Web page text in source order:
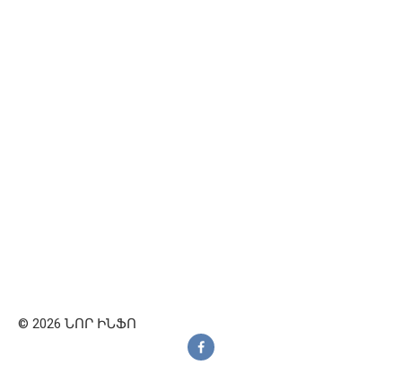
© 2026 ՆՈՐ ԻՆՖՈ